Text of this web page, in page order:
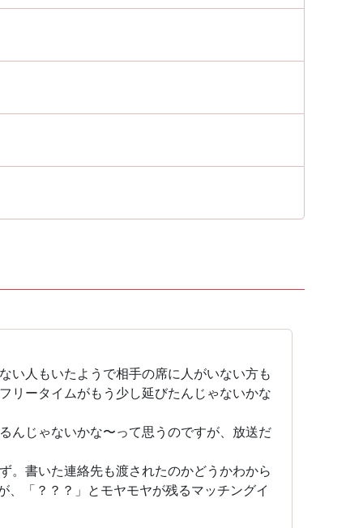
い人もいたようで相手の席に人がいない方も
リータイムがもう少し延びたんじゃないかな
んじゃないかな〜って思うのですが、放送だ
。書いた連絡先も渡されたのかどうかわから
「？？？」とモヤモヤが残るマッチングイ